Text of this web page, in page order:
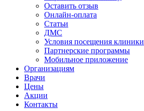
Оставить отзыв
Онлайн-оплата
Статьи
ДМС
Условия посещения клиники
Партнерские программы
Мобильное приложение
Организациям
Врачи
Цены
Акции
Контакты